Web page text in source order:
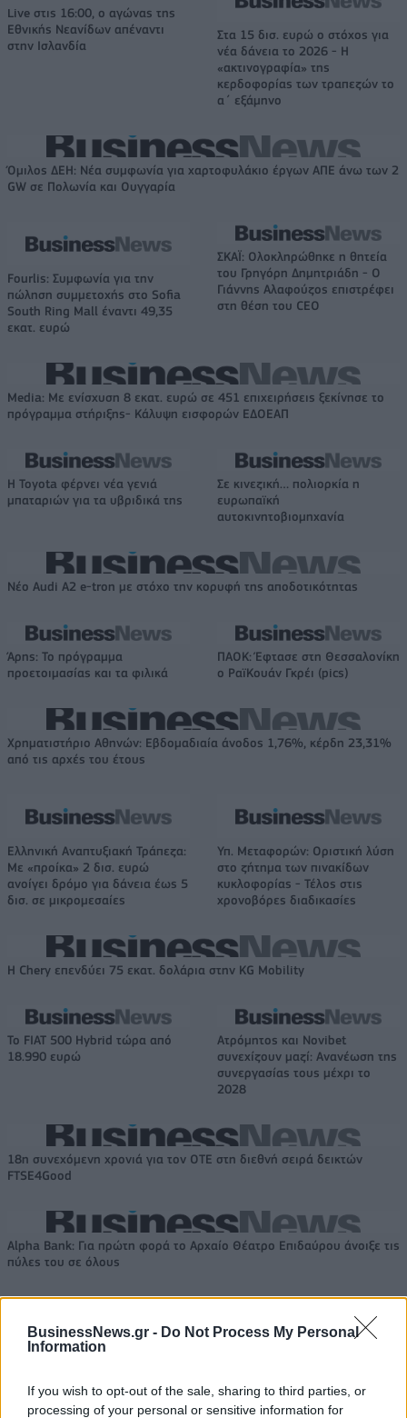
BusinessNews.gr - Do Not Process My Personal
Information
If you wish to opt-out of the sale, sharing to third parties, or
processing of your personal or sensitive information for
Live στις 16:00, ο αγώνας της
Εθνικής Νεανίδων απέναντι
στην Ισλανδία
Στα 15 δισ. ευρώ ο στόχος για
νέα δάνεια το 2026 - Η
«ακτινογραφία» της
κερδοφορίας των τραπεζών το
α΄ εξάμηνο
Όμιλος ΔΕΗ: Νέα συμφωνία για χαρτοφυλάκιο έργων ΑΠΕ άνω των 2
GW σε Πολωνία και Ουγγαρία
Fourlis: Συμφωνία για την
πώληση συμμετοχής στο Sofia
South Ring Mall έναντι 49,35
εκατ. ευρώ
ΣΚΑΪ: Ολοκληρώθηκε η θητεία
του Γρηγόρη Δημητριάδη - Ο
Γιάννης Αλαφούζος επιστρέφει
στη θέση του CEO
Media: Με ενίσχυση 8 εκατ. ευρώ σε 451 επιχειρήσεις ξεκίνησε το
πρόγραμμα στήριξης- Κάλυψη εισφορών ΕΔΟΕΑΠ
Η Toyota φέρνει νέα γενιά
μπαταριών για τα υβριδικά της
Σε κινεζική… πολιορκία η
ευρωπαϊκή
αυτοκινητοβιομηχανία
Νέο Audi A2 e-tron με στόχο την κορυφή της αποδοτικότητας
Άρης: Το πρόγραμμα
προετοιμασίας και τα φιλικά
ΠΑΟΚ: Έφτασε στη Θεσσαλονίκη
ο ΡαϊΚουάν Γκρέι (pics)
Χρηματιστήριο Αθηνών: Εβδομαδιαία άνοδος 1,76%, κέρδη 23,31%
από τις αρχές του έτους
Ελληνική Αναπτυξιακή Τράπεζα:
Με «προίκα» 2 δισ. ευρώ
ανοίγει δρόμο για δάνεια έως 5
δισ. σε μικρομεσαίες
Υπ. Μεταφορών: Οριστική λύση
στο ζήτημα των πινακίδων
κυκλοφορίας - Τέλος στις
χρονοβόρες διαδικασίες
Η Chery επενδύει 75 εκατ. δολάρια στην KG Mobility
Το FIAT 500 Hybrid τώρα από
18.990 ευρώ
Ατρόμητος και Novibet
συνεχίζουν μαζί: Ανανέωση της
συνεργασίας τους μέχρι το
2028
18η συνεχόμενη χρονιά για τον ΟΤΕ στη διεθνή σειρά δεικτών
FTSE4Good
Alpha Bank: Για πρώτη φορά το Αρχαίο Θέατρο Επιδαύρου άνοιξε τις
πύλες του σε όλους